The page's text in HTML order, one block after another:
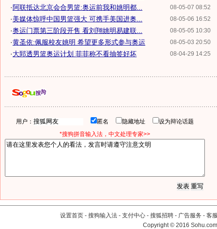
08-05-07 08:52
· 阿联抵达北京会合男篮:奥运前我和姚明都...
08-05-06 16:52
·美媒体惊呼中国男篮强大 可携手美国进奥...
08-05-05 10:30
·奥运门票第三阶段开售 看刘翔姚明易建联...
08-05-03 20:50
·黄圣依:佩服校友姚明 希望更多形式参与奥运
08-04-29 14:25
·大郅透男篮奥运计划 菲菲称不看抽签好坏
用户： 匿名 隐藏地址
设为辩论话题
*搜狗拼音输入法，中文处理专家>>
设置首页 - 搜狗输入法 - 支付中心 - 搜狐招聘 - 广告服务 - 客
Copyright©2016